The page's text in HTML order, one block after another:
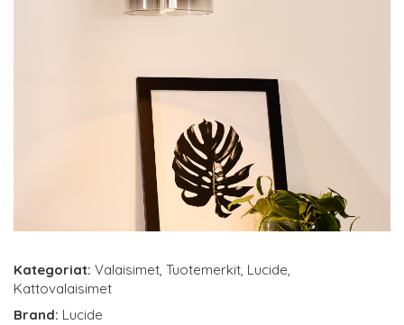
Kategoriat: Valaisimet, Tuotemerkit, Lucide,
Kattovalaisimet
Brand: Lucide